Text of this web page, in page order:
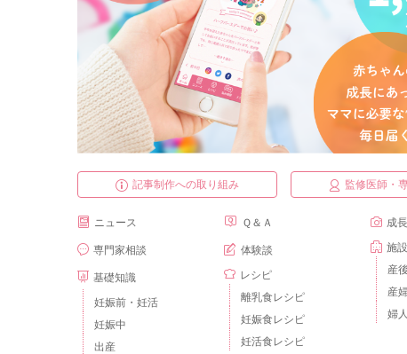
記事制作への取り組み 監修医師・
ニュース
専門家相談
基礎知識
妊娠前・妊活
妊娠中
出産
Ｑ＆Ａ
体験談
レシピ
離乳食レシピ
妊娠食レシピ
妊活食レシピ
成
施
産
産
婦